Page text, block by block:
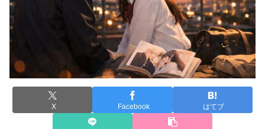
X Facebook はてブ